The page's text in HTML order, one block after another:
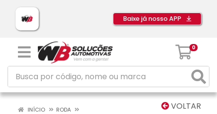
Baixe já nosso APP
0
VOLTAR
INÍCIO
RODA